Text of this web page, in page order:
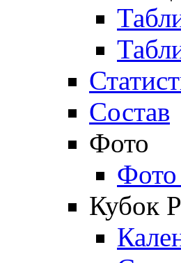
Состав
Фото
Кубок